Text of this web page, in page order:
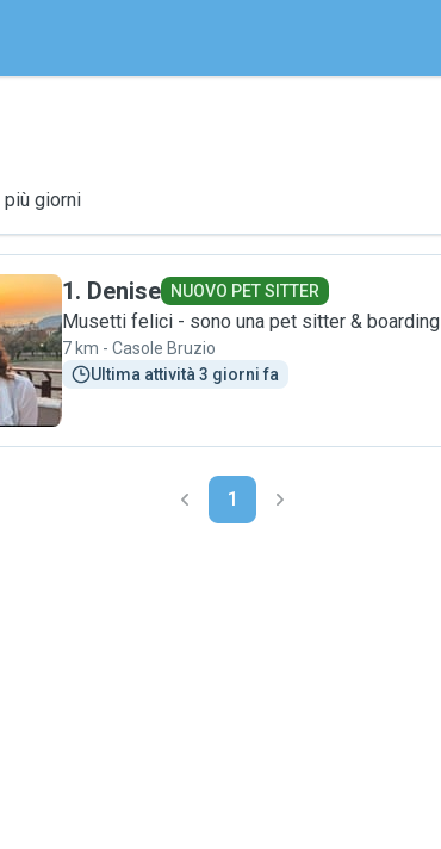
giorni
1. Denise NUOVO PET SITTER
Musetti felici - sono una pet sitter & boarding
7 km - Casole Bruzio
Ultima attività 3 giorni fa
1